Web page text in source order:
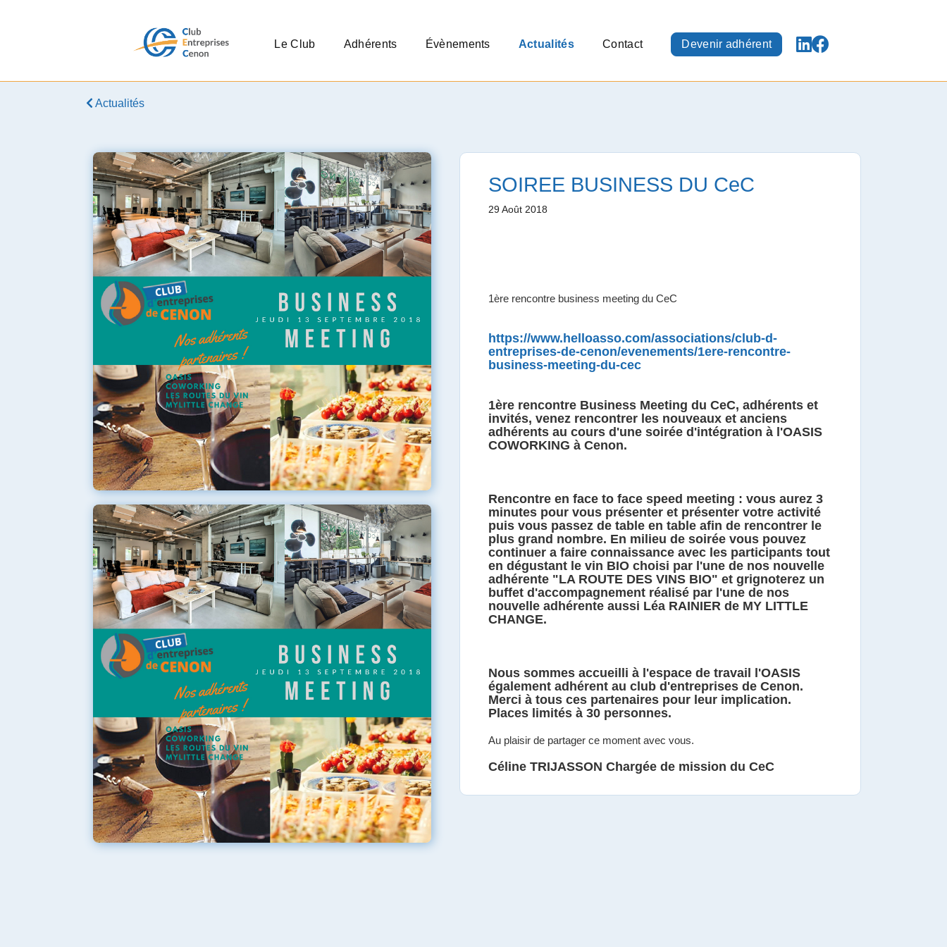
Le Club Adhérents Évènements Actualités Contact Devenir adhérent
Actualités
SOIREE BUSINESS DU CeC
29 Août 2018
1ère rencontre business meeting du CeC
https://www.helloasso.com/associations/club-d-
entreprises-de-cenon/evenements/1ere-rencontre-
business-meeting-du-cec
1ère rencontre Business Meeting du CeC, adhérents et
invités, venez rencontrer les nouveaux et anciens
adhérents au cours d'une soirée d'intégration à l'OASIS
COWORKING à Cenon.
Rencontre en face to face speed meeting : vous aurez 3
minutes pour vous présenter et présenter votre activité
puis vous passez de table en table afin de rencontrer le
plus grand nombre. En milieu de soirée vous pouvez
continuer a faire connaissance avec les participants tout
en dégustant le vin BIO choisi par l'une de nos nouvelle
adhérente "LA ROUTE DES VINS BIO" et grignoterez un
buffet d'accompagnement réalisé par l'une de nos
nouvelle adhérente aussi Léa RAINIER de MY LITTLE
CHANGE.
Nous sommes accueilli à l'espace de travail l'OASIS
également adhérent au club d'entreprises de Cenon.
Merci à tous ces partenaires pour leur implication.
Places limités à 30 personnes.
Au plaisir de partager ce moment avec vous.
Céline TRIJASSON Chargée de mission du CeC